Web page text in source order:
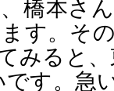
橋本さ
す。そ
みると
です。急